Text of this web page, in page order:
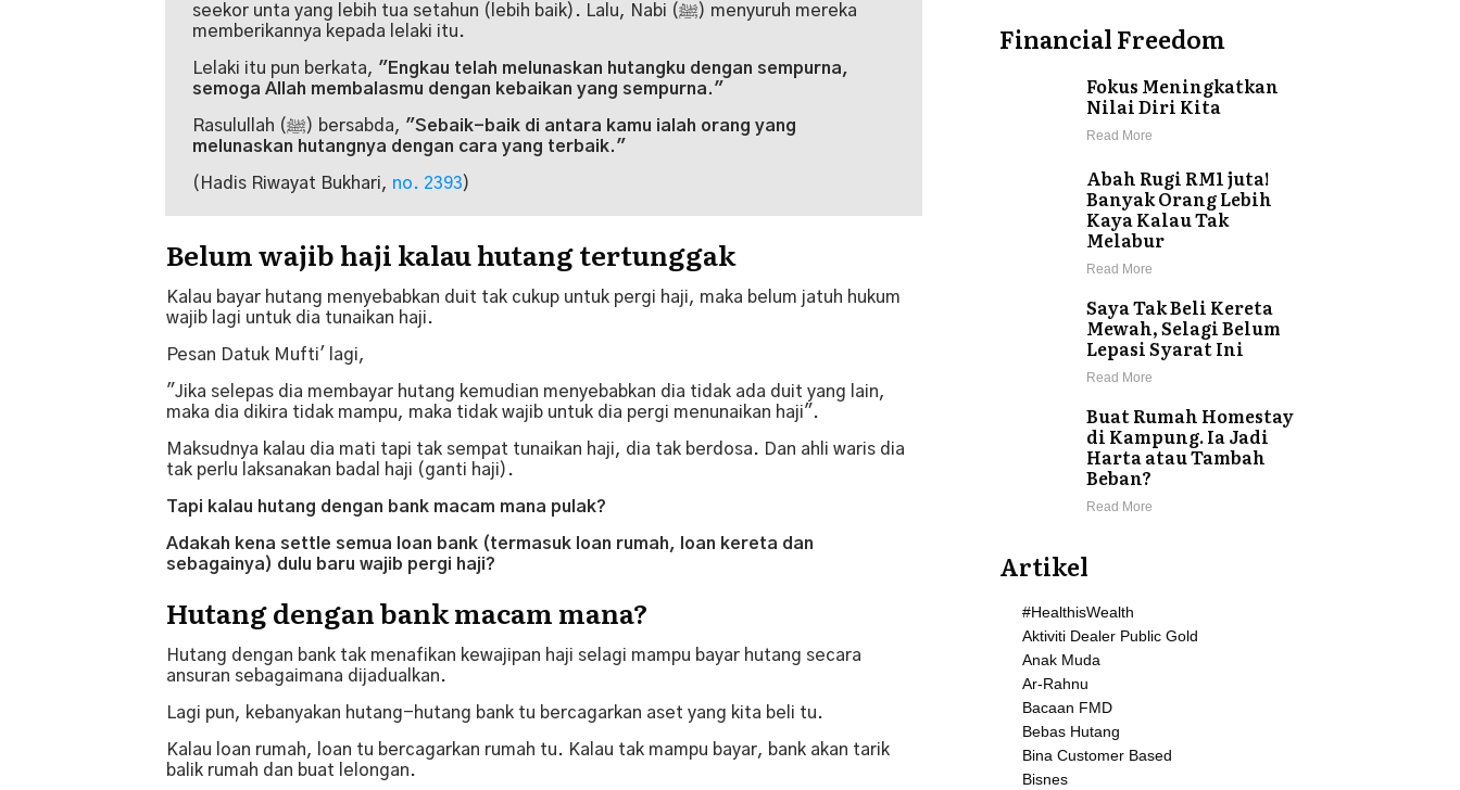
seekor unta yang lebih tua setahun (lebih baik). Lalu, Nabi (ﷺ) menyuruh mereka
memberikannya kepada lelaki itu.
Lelaki itu pun berkata, "Engkau telah melunaskan hutangku dengan sempurna,
semoga Allah membalasmu dengan kebaikan yang sempurna."
Rasulullah (ﷺ) bersabda, "Sebaik-baik di antara kamu ialah orang yang
melunaskan hutangnya dengan cara yang terbaik."
(Hadis Riwayat Bukhari, no. 2393)
Belum wajib haji kalau hutang tertunggak
Kalau bayar hutang menyebabkan duit tak cukup untuk pergi haji, maka belum jatuh hukum
wajib lagi untuk dia tunaikan haji.
Pesan Datuk Mufti' lagi,
"Jika selepas dia membayar hutang kemudian menyebabkan dia tidak ada duit yang lain,
maka dia dikira tidak mampu, maka tidak wajib untuk dia pergi menunaikan haji".
Maksudnya kalau dia mati tapi tak sempat tunaikan haji, dia tak berdosa. Dan ahli waris dia
tak perlu laksanakan badal haji (ganti haji).
Tapi kalau hutang dengan bank macam mana pulak?
Adakah kena settle semua loan bank (termasuk loan rumah, loan kereta dan
sebagainya) dulu baru wajib pergi haji?
Hutang dengan bank macam mana?
Hutang dengan bank tak menafikan kewajipan haji selagi mampu bayar hutang secara
ansuran sebagaimana dijadualkan.
Lagi pun, kebanyakan hutang-hutang bank tu bercagarkan aset yang kita beli tu.
Kalau loan rumah, loan tu bercagarkan rumah tu. Kalau tak mampu bayar, bank akan tarik
balik rumah dan buat lelongan.
Financial Freedom
Fokus Meningkatkan
Nilai Diri Kita
Read More
Abah Rugi RM1 juta!
Banyak Orang Lebih
Kaya Kalau Tak
Melabur
Read More
Saya Tak Beli Kereta
Mewah, Selagi Belum
Lepasi Syarat Ini
Read More
Buat Rumah Homestay
di Kampung. Ia Jadi
Harta atau Tambah
Beban?
Read More
Artikel
#HealthisWealth
Aktiviti Dealer Public Gold
Anak Muda
Ar-Rahnu
Bacaan FMD
Bebas Hutang
Bina Customer Based
Bisnes